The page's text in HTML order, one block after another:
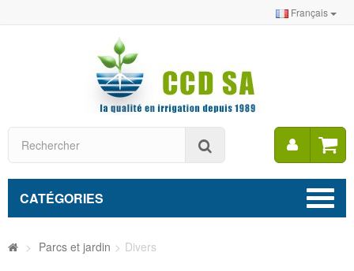
Français
Mon
CATÉGORIES
> Parcs et jardin > Divers